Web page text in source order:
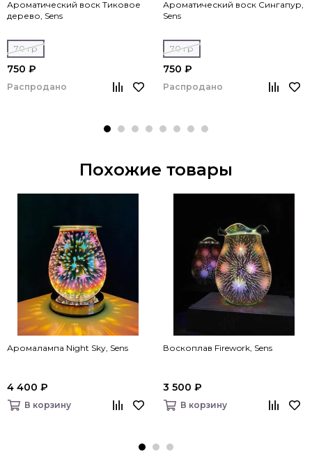
Ароматический воск Тиковое
дерево, Sens
70 гр
750 ₽
Распродано
Ароматический воск Сингапур,
Sens
70 гр
750 ₽
Распродано
Похожие товары
Аромалампа Night Sky, Sens
4 400 ₽
В корзину
Воскоплав Firework, Sens
3 500 ₽
В корзину